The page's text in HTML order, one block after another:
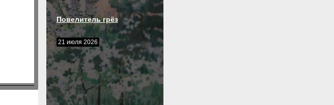
Повелитель грёз
21 июля 2026